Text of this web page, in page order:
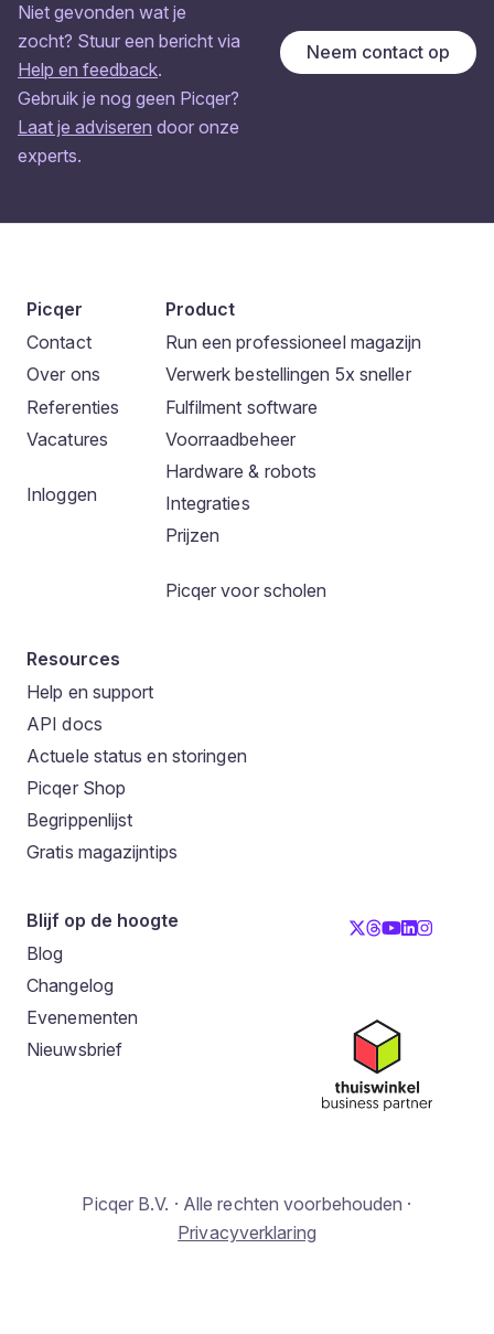
Niet gevonden wat je
zocht? Stuur een bericht via
Help en feedback.
Gebruik je nog geen Picqer?
Laat je adviseren door onze
experts.
Neem contact op
Picqer
Contact
Over ons
Referenties
Vacatures
Inloggen
Product
Run een professioneel magazijn
Verwerk bestellingen 5x sneller
Fulfilment software
Voorraadbeheer
Hardware & robots
Integraties
Prijzen
Picqer voor scholen
Resources
Help en support
API docs
Actuele status en storingen
Picqer Shop
Begrippenlijst
Gratis magazijntips
Blijf op de hoogte
Blog
Changelog
Evenementen
Nieuwsbrief
Picqer B.V. · Alle rechten voorbehouden ·
Privacyverklaring